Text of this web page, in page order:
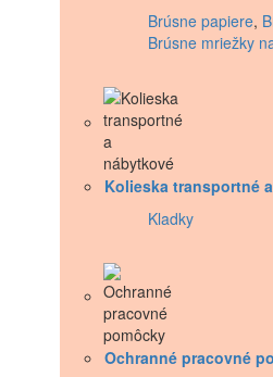
Brúsne papiere,
Brúsne mriežky
Kolieska transportné
Kladky
Ochranné pracovné